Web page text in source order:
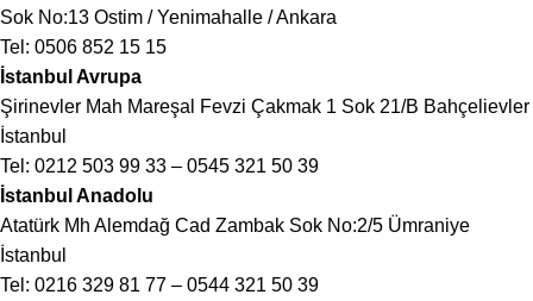
Sok No:13 Ostim / Yenimahalle / Ankara
Tel: 0506 852 15 15
İstanbul Avrupa
Şirinevler Mah Mareşal Fevzi Çakmak 1 Sok 21/B Bahçelievler
İstanbul
Tel: 0212 503 99 33 – 0545 321 50 39
İstanbul Anadolu
Atatürk Mh Alemdağ Cad Zambak Sok No:2/5 Ümraniye
İstanbul
Tel: 0216 329 81 77 – 0544 321 50 39